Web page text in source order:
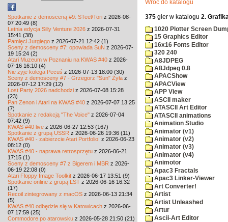
Spotkanie z demosceną #9: STeel/Tori z 2026-08-
07 20:49 (8)
Letnia edycja Silly Venture 2026 z 2026-07-31
15:41 (38)
Pamięci Jurgiego z 2026-07-21 12:42 (1)
Sceny z demosceny #7: opowiada SuN z 2026-07-
19 15:24 (2)
Atari Muzeum w Poznaniu na KWAS #40 z 2026-
07-16 16:10 (4)
Nie żyje kolega Pecuś z 2026-07-13 18:00 (30)
Sceny z demosceny #7 - Grzegorz "Sun" Żyła z
2026-07-12 17:29 (12)
Lost Party 2026 nadchodzi z 2026-07-08 15:28
(23)
Pan Zenon i Atari na KWAS #40 z 2026-07-07 13:25
(7)
Spotkanie z redakcją "The Voice" z 2026-07-04
07:42 (9)
KWAS #40 live z 2026-06-27 12:53 (167)
Spotkanie z grupą USSR z 2026-06-26 19:36 (11)
KWAS #40 - zabierzcie Atari Portfolio! z 2026-06-23
08:12 (0)
KWAS #40 - naprawa retrosprzętu z 2026-06-21
17:15 (1)
Sceny z demosceny #7 z Bigerem i MBR z 2026-
06-19 22:08 (0)
Atari Floppy Image Toolkit z 2026-06-17 13:51 (9)
Spotkanie online z grupą LST z 2026-06-16 16:32
(17)
Recoil zintegrowany z macOS z 2026-06-13 21:34
(5)
KWAS #40 odbędzie się w Katowicach z 2026-06-
07 17:59 (25)
Commodore po atarowsku z 2026-05-28 21:50 (21)
Wróc do katalogu
375 gier w katalogu 2.
1020 Plotter Screen
15 Graphics Editor
16x16 Fonts Editor
320 240
A8JDPEG
A8Jdpeg 0.8
APACShow
APACView
APP View
ASCII maker
ATASCII Art Editor
ATASCII animations
Animation Studio
Animator (v1)
Animator (v2)
Animator (v3)
Animator (v4)
Animotor
Apac3 Fractals
Apac3 Linker-Viewer
Art Converter!
Artist
Artist Unleashed
Artur
Ascii-Art Editor